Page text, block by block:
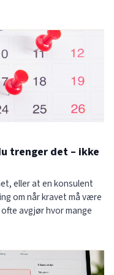
trenger det – ikke
eller at en konsulent
om når kravet må være
avgjør hvor mange